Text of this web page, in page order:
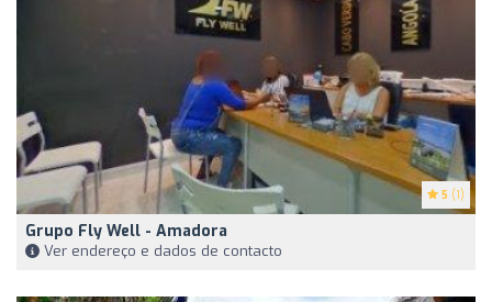
5 (1)
Grupo Fly Well - Amadora
Ver endereço e dados de contacto